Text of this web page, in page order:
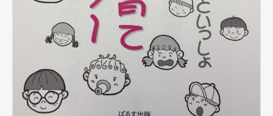
塩原経央
深尾浄量
白崎 映美